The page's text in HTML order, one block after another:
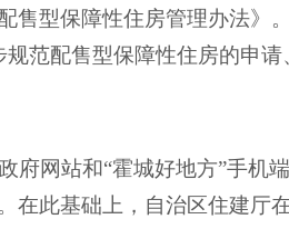
售型保障性住房管理办法》
范配售型保障性住房的申请
府网站和“霍城好地方”手机
在此基础上，自治区住建厅